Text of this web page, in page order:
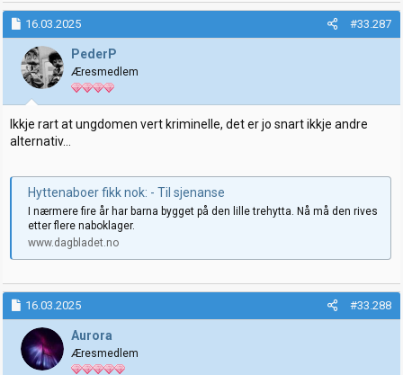
16.03.2025 #33.287
PederP
Æresmedlem
Ikkje rart at ungdomen vert kriminelle, det er jo snart ikkje andre
alternativ...
Hyttenaboer fikk nok: - Til sjenanse
I nærmere fire år har barna bygget på den lille trehytta. Nå må den rives
etter flere naboklager.
www.dagbladet.no
16.03.2025 #33.288
Aurora
Æresmedlem